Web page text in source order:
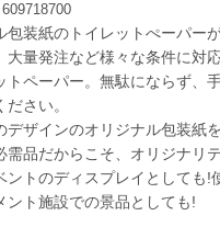
包装紙のトイレットぺーパー
大量発注など様々な条件に対
トペーパー。無駄にならず、
さい。
デザインのオリジナル包装紙
需品だからこそ、オリジナリ
ントのディスプレイとしても
ント施設での景品としても!